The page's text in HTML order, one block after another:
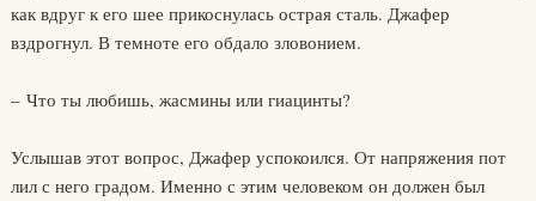
как вдруг к его шее прикоснулась острая сталь. Джафер
вздрогнул. В темноте его обдало зловонием.
– Что ты любишь, жасмины или гиацинты?
Услышав этот вопрос, Джафер успокоился. От напряжения пот
лил с него градом. Именно с этим человеком он должен был